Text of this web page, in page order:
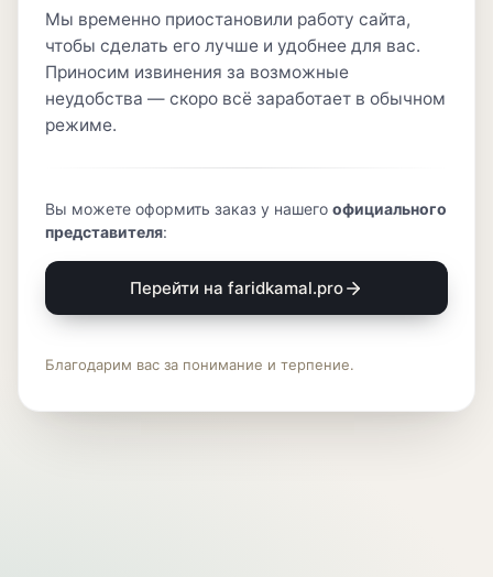
Мы временно приостановили работу сайта,
чтобы сделать его лучше и удобнее для вас.
Приносим извинения за возможные
неудобства — скоро всё заработает в обычном
режиме.
Вы можете оформить заказ у нашего официального
представителя:
Перейти на faridkamal.pro
Благодарим вас за понимание и терпение.